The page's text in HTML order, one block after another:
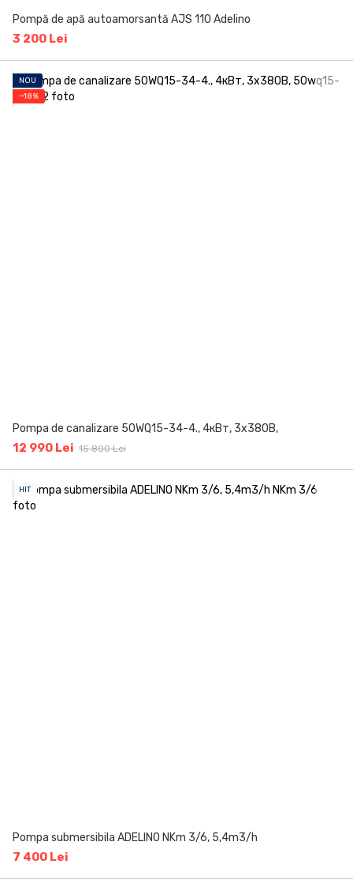
Pompă de apă autoamorsantă AJS 110 Adelino
3 200 Lei
NOU
−18%
Pompa de canalizare 50WQ15-34-4., 4кВт, 3х380В,
12 990 Lei 15 800 Lei
HIT
Pompa submersibila ADELINO NKm 3/6, 5,4m3/h
7 400 Lei